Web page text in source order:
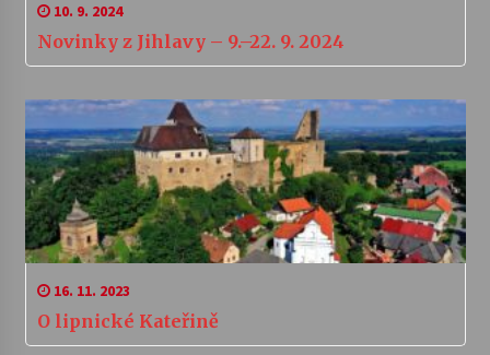
10. 9. 2024
Novinky z Jihlavy – 9.–22. 9. 2024
16. 11. 2023
O lipnické Kateřině